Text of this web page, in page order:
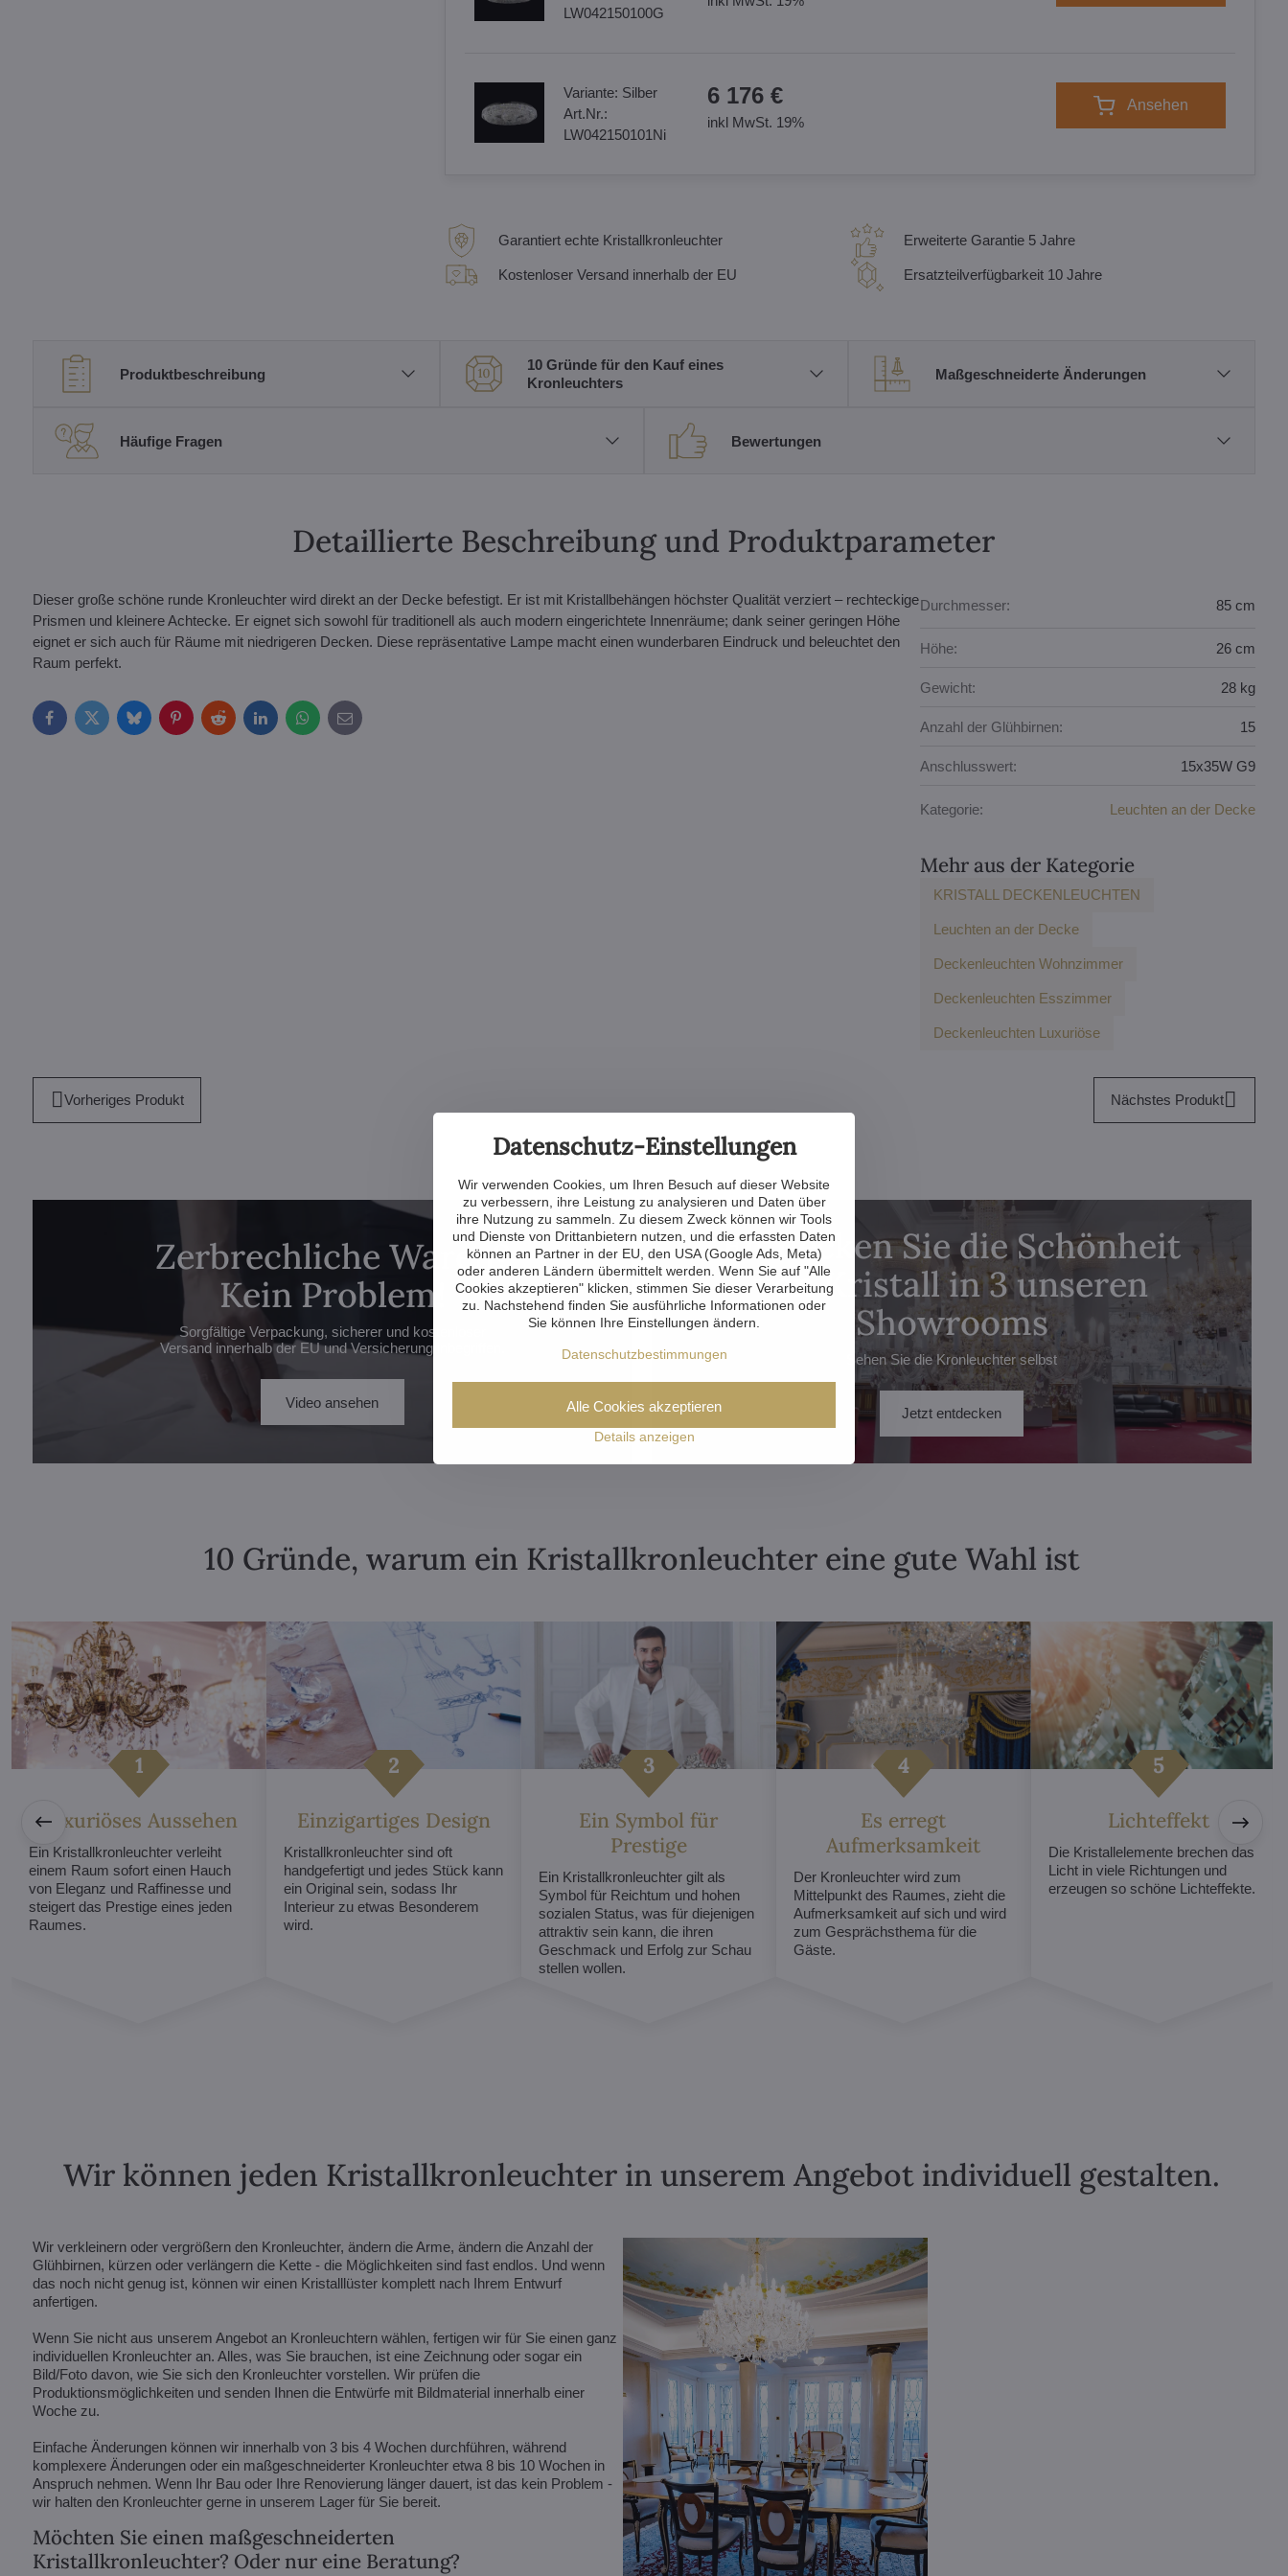
LW042150100G
Variante: Silber
Art.Nr.:
LW042150101Ni
6 176 €
inkl MwSt. 19%
Ansehen
Garantiert echte Kristallkronleuchter
Kostenloser Versand innerhalb der EU
Erweiterte Garantie 5 Jahre
Ersatzteilverfügbarkeit 10 Jahre
Produktbeschreibung
10 Gründe für den Kauf eines
Kronleuchters
Maßgeschneiderte Änderungen
Häufige Fragen Bewertungen
Detaillierte Beschreibung und Produktparameter
Dieser große schöne runde Kronleuchter wird direkt an der Decke befestigt. Er ist mit Kristallbehängen höchster Qualität verziert – rechteckige
Prismen und kleinere Achtecke. Er eignet sich sowohl für traditionell als auch modern eingerichtete Innenräume; dank seiner geringen Höhe
eignet er sich auch für Räume mit niedrigeren Decken. Diese repräsentative Lampe macht einen wunderbaren Eindruck und beleuchtet den
Raum perfekt.
FacebookTwitterBlueskyPinterestRedditLinkedInWhatsApp
E-
mail
Durchmesser: 85 cm
Höhe: 26 cm
Gewicht: 28 kg
Anzahl der Glühbirnen: 15
Anschlusswert: 15x35W G9
Kategorie: Leuchten an der Decke
Mehr aus der Kategorie
KRISTALL DECKENLEUCHTEN
Leuchten an der Decke
Deckenleuchten Wohnzimmer
Deckenleuchten Esszimmer
Deckenleuchten Luxuriöse
Vorheriges Produkt Nächstes Produkt
Zerbrechliche Waren?
Kein Problem!
Sorgfältige Verpackung, sicherer und kostenloser
Versand innerhalb der EU und Versicherung inbegriffen.
Video ansehen
Entdecken Sie die Schönheit
von Kristall in 3 unseren
Showrooms
Sehen Sie die Kronleuchter selbst
Jetzt entdecken
10 Gründe, warum ein Kristallkronleuchter eine gute Wahl ist
Luxuriöses Aussehen
Ein Kristallkronleuchter verleiht
einem Raum sofort einen Hauch
von Eleganz und Raffinesse und
steigert das Prestige eines jeden
Raumes.
Einzigartiges Design
Kristallkronleuchter sind oft
handgefertigt und jedes Stück kann
ein Original sein, sodass Ihr
Interieur zu etwas Besonderem
wird.
Ein Symbol für
Prestige
Ein Kristallkronleuchter gilt als
Symbol für Reichtum und hohen
sozialen Status, was für diejenigen
attraktiv sein kann, die ihren
Geschmack und Erfolg zur Schau
stellen wollen.
Es erregt
Aufmerksamkeit
Der Kronleuchter wird zum
Mittelpunkt des Raumes, zieht die
Aufmerksamkeit auf sich und wird
zum Gesprächsthema für die
Gäste.
Lichteffekt
Die Kristallelemente brechen das
Licht in viele Richtungen und
erzeugen so schöne Lichteffekte.
Wir können jeden Kristallkronleuchter in unserem Angebot individuell gestalten.
Wir verkleinern oder vergrößern den Kronleuchter, ändern die Arme, ändern die Anzahl der
Glühbirnen, kürzen oder verlängern die Kette - die Möglichkeiten sind fast endlos. Und wenn
das noch nicht genug ist, können wir einen Kristalllüster komplett nach Ihrem Entwurf
anfertigen.
Wenn Sie nicht aus unserem Angebot an Kronleuchtern wählen, fertigen wir für Sie einen ganz
individuellen Kronleuchter an. Alles, was Sie brauchen, ist eine Zeichnung oder sogar ein
Bild/Foto davon, wie Sie sich den Kronleuchter vorstellen. Wir prüfen die
Produktionsmöglichkeiten und senden Ihnen die Entwürfe mit Bildmaterial innerhalb einer
Woche zu.
Einfache Änderungen können wir innerhalb von 3 bis 4 Wochen durchführen, während
komplexere Änderungen oder ein maßgeschneiderter Kronleuchter etwa 8 bis 10 Wochen in
Anspruch nehmen. Wenn Ihr Bau oder Ihre Renovierung länger dauert, ist das kein Problem -
wir halten den Kronleuchter gerne in unserem Lager für Sie bereit.
Möchten Sie einen maßgeschneiderten
Kristallkronleuchter? Oder nur eine Beratung?
Datenschutz-Einstellungen
Wir verwenden Cookies, um Ihren Besuch auf dieser Website
zu verbessern, ihre Leistung zu analysieren und Daten über
ihre Nutzung zu sammeln. Zu diesem Zweck können wir Tools
und Dienste von Drittanbietern nutzen, und die erfassten Daten
können an Partner in der EU, den USA (Google Ads, Meta)
oder anderen Ländern übermittelt werden. Wenn Sie auf "Alle
Cookies akzeptieren" klicken, stimmen Sie dieser Verarbeitung
zu. Nachstehend finden Sie ausführliche Informationen oder
Sie können Ihre Einstellungen ändern.
Datenschutzbestimmungen
Details anzeigen
Alle Cookies akzeptieren